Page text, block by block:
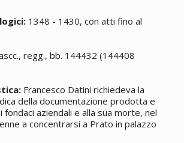
1348 - 1430, con atti fino al
regg., bb. 144432 (144408
Francesco Datini richiedeva la
della documentazione prodotta e
fondaci aziendali e alla sua morte, nel
a concentrarsi a Prato in palazzo